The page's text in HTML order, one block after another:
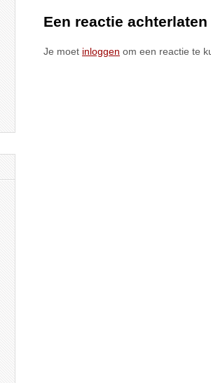
Een reactie achterlaten
Je moet inloggen om een reactie te